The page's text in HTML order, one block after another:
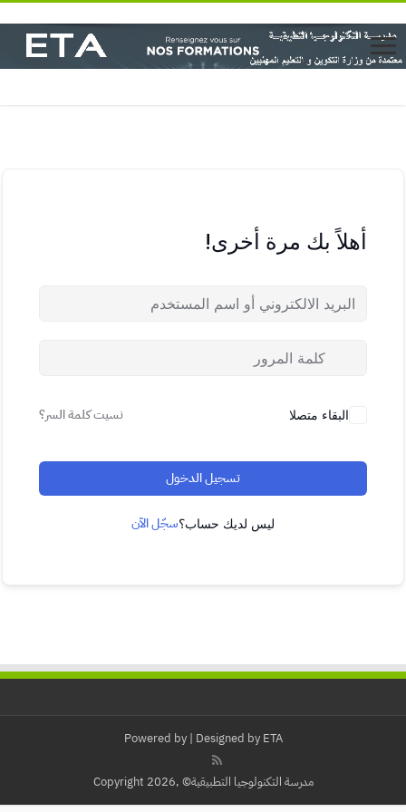
أهلاً بك مرة أخرى!
البقاء متصلا نسيت كلمة السر؟
تسجيل الدخول
ليس لديك حساب؟سجّل الآن
Powered by | Designed by ETA
مدرسة التكنولوجيا التطبيقية© ,Copyright 2026